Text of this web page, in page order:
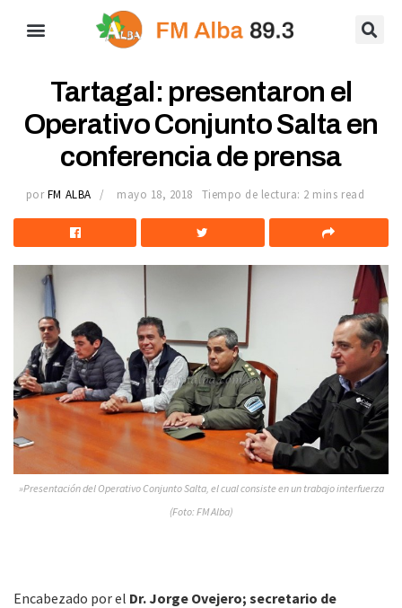
Tartagal: presentaron el
Operativo Conjunto Salta en
conferencia de prensa
por FM ALBA mayo 18, 2018 Tiempo de lectura: 2 mins read
»Presentación del Operativo Conjunto Salta, el cual consiste en un trabajo interfuerza
(Foto: FM Alba)
Encabezado por el Dr. Jorge Ovejero; secretario de